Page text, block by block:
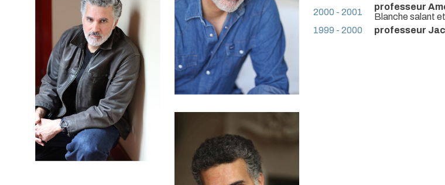
2000 - 2001
professeur
Blanche salant
1999 - 2000
professeur